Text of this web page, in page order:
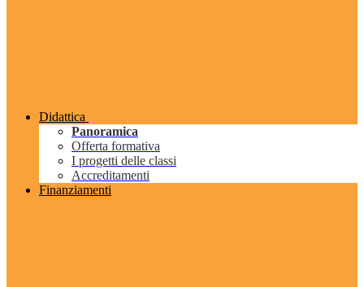
Didattica
Panoramica
Offerta formativa
I progetti delle classi
Accreditamenti
Finanziamenti